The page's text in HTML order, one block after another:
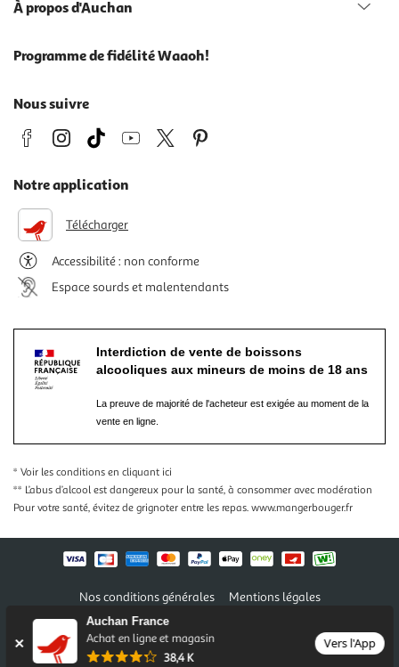
Auchan France
Achat en ligne et magasin
38,4 K
Vers l'App
À propos d'Auchan
Programme de fidélité Waaoh!
Nous suivre
Notre application
Télécharger
Accessibilité : non conforme
Espace sourds et malentendants
Interdiction de vente de boissons
alcooliques aux mineurs de moins de 18 ans
La preuve de majorité de l'acheteur est exigée au moment de la
vente en ligne.
* Voir les conditions en cliquant ici
** L’abus d’alcool est dangereux pour la santé, à consommer avec modération
Pour votre santé, évitez de grignoter entre les repas. www.mangerbouger.fr
Nos conditions générales
Mentions légales
Conditions des offres et promotions
Politique de confidentialité
Informations légales marketplace